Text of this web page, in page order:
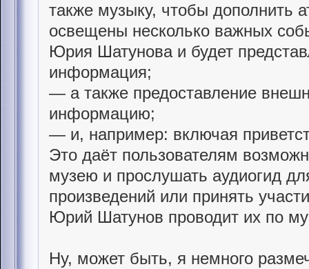
также музыку, чтобы дополнить
освещены несколько важных
Юрия Шатунова и будет
информация;
— а также предоставление
информацию;
— и, например: включая
Это даёт пользователям
музею и прослушать аудиогид
произведений или принять
Юрий Шатунов проводит их по
Ну, может быть, я немного